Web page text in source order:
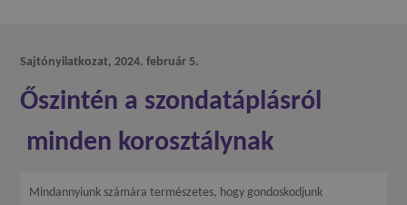
Sajtónyilatkozat, 2024. február 5.
Őszintén a szondatáplásról
minden korosztálynak
Mindannyiunk számára természetes, hogy gondoskodjunk